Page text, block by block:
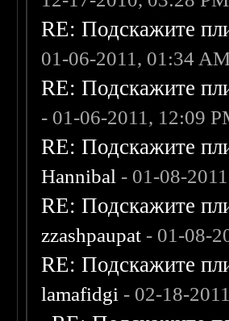
RE: Подскажите
01-06-2011, 01:34
RE: Подскажите
- 01-06-2011, 12:09
RE: Подскажите
Hannibal - 01-08-
RE: Подскажите
zzashpaupat - 01-08-
RE: Подскажите
lamafidgi - 02-18-